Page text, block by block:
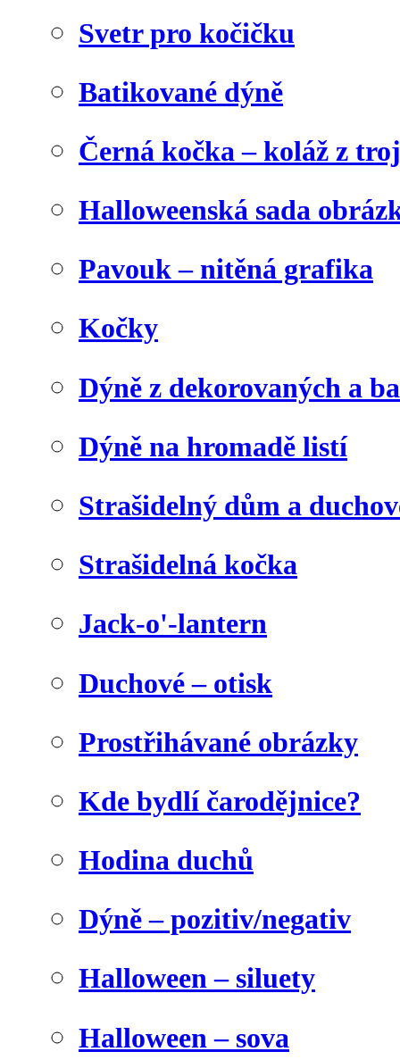
Svetr pro kočičku
Batikované dýně
Černá kočka – koláž z
Halloweenská sada
Pavouk – nitěná grafika
Kočky
Dýně z dekorovaných a
Dýně na hromadě listí
Strašidelný dům a
Strašidelná kočka
Jack-o'-lantern
Duchové – otisk
Prostřihávané obrázky
Kde bydlí čarodějnice?
Hodina duchů
Dýně – pozitiv/negativ
Halloween – siluety
Halloween – sova